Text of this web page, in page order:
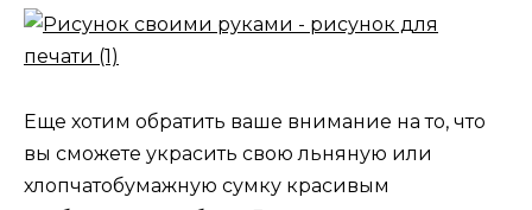
Еще хотим обратить ваше внимание на то, что
вы сможете украсить свою льняную или
хлопчатобумажную сумку красивым